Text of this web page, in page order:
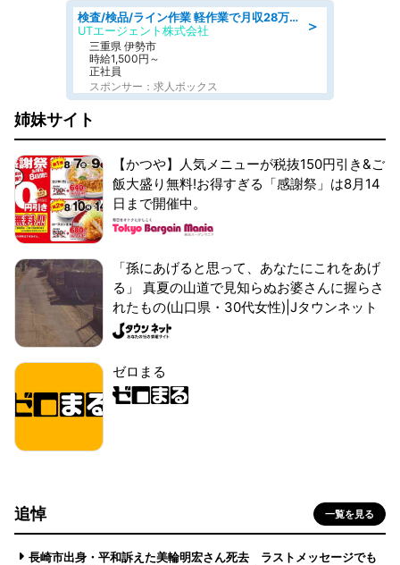
＞
検査/検品/ライン作業 軽作業で月収28万円可 センサー部品の箱詰め 日勤 土日休
UTエージェント株式会社
三重県 伊勢市
時給1,500円～
正社員
スポンサー：求人ボックス
姉妹サイト
【かつや】人気メニューが税抜150円引き&ご
飯大盛り無料!お得すぎる「感謝祭」は8月14
日まで開催中。
「孫にあげると思って、あなたにこれをあげ
る」 真夏の山道で見知らぬお婆さんに握らさ
れたもの(山口県・30代女性)|Jタウンネット
ゼロまる
追悼 一覧を見る
長崎市出身・平和訴えた美輪明宏さん死去 ラストメッセージでも